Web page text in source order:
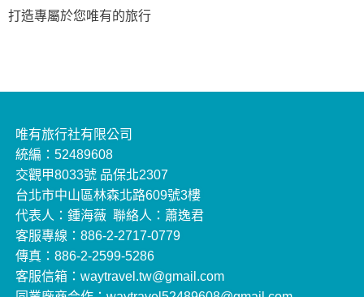
打造專屬於您唯有的旅行
唯有旅行社有限公司
統編：52489608
交觀甲8033號 品保北2307
台北市中山區林森北路609號3樓
代表人：鍾海薇 聯絡人：蕭逸君
客服專線：886-2-2717-0779
傳真：886-2-2599-5286
客服信箱：waytravel.tw@gmail.com